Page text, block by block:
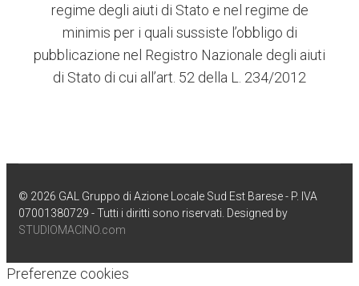
regime degli aiuti di Stato e nel regime de
minimis per i quali sussiste l’obbligo di
pubblicazione nel Registro Nazionale degli aiuti
di Stato di cui all’art. 52 della L. 234/2012
© 2026 GAL Gruppo di Azione Locale Sud Est Barese - P. IVA
07001380729 - Tutti i diritti sono riservati. Designed by
STUDIOMACINO.com
Preferenze cookies